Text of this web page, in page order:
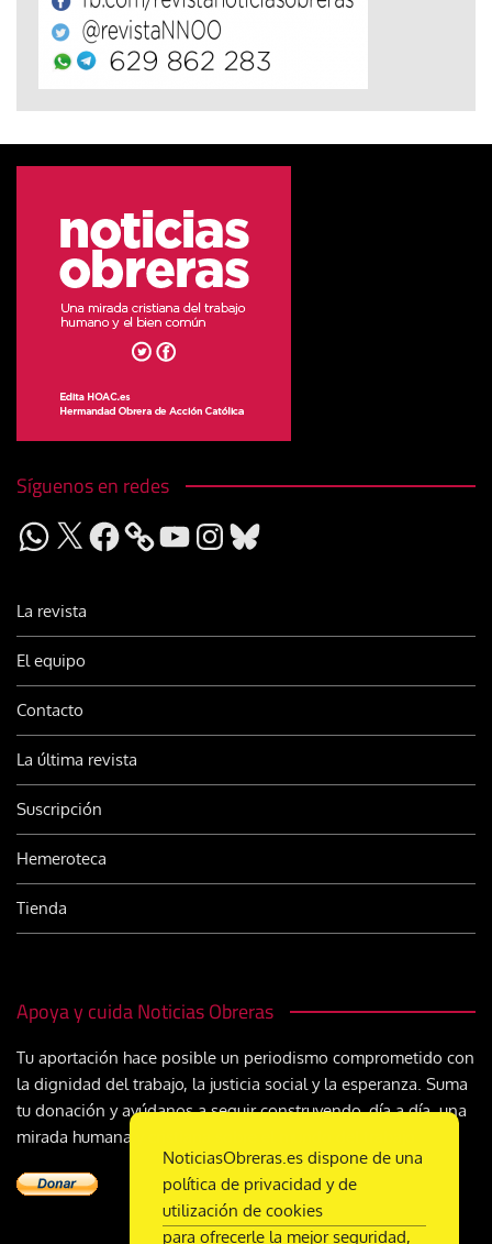
Síguenos en redes
WhatsApp
X Facebook YouTubeInstagram
Bluesky
La revista
El equipo
Contacto
La última revista
Suscripción
Hemeroteca
Tienda
Apoya y cuida Noticias Obreras
Tu aportación hace posible un periodismo comprometido con
la dignidad del trabajo, la justicia social y la esperanza. Suma
tu donación y ayúdanos a seguir construyendo, día a día, una
mirada humana y cristiana sobre el mundo del trabajo
NoticiasObreras.es dispone de una
política de privacidad y de
utilización de cookies
para ofrecerle la mejor seguridad,